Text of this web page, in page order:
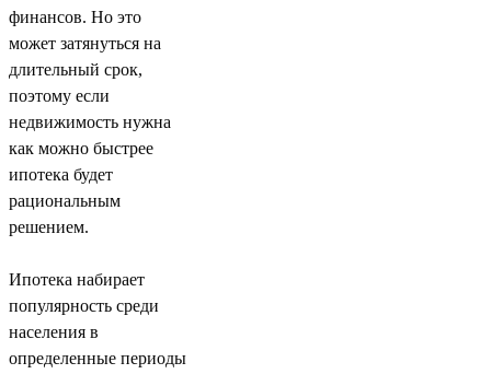
финансов. Но это
может затянуться на
длительный срок,
поэтому если
недвижимость нужна
как можно быстрее
ипотека будет
рациональным
решением.
Ипотека набирает
популярность среди
населения в
определенные периоды